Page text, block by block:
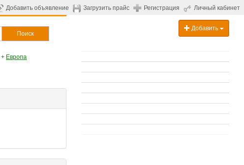
Добавить объявление Загрузить прайс Регистрация Личный кабинет
Поиск
Добавить
+ Европа